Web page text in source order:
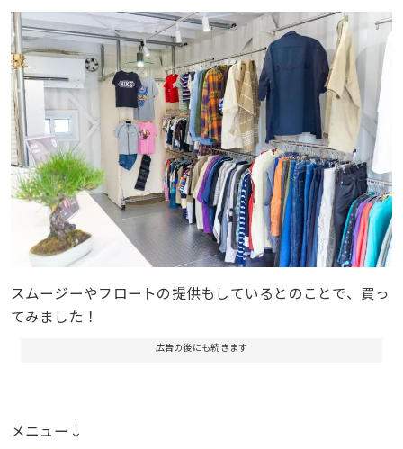
スムージーやフロートの提供もしているとのことで、買っ
てみました！
広告の後にも続きます
メニュー↓